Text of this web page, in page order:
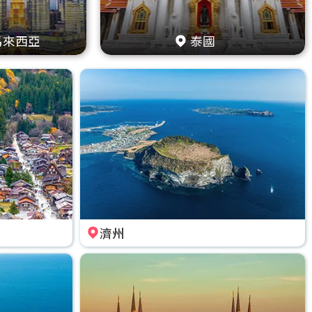
西亞 泰國
濟州